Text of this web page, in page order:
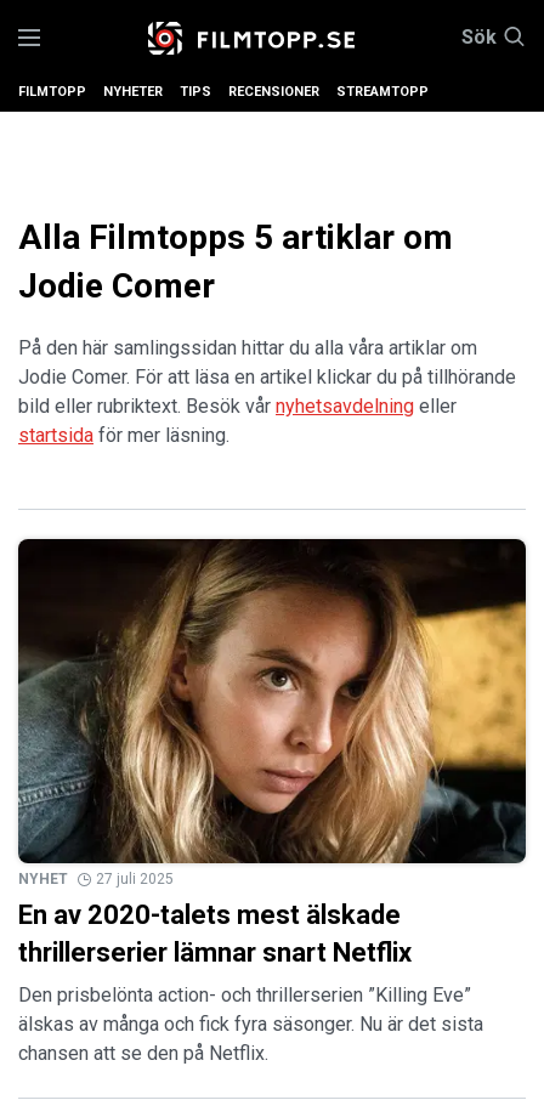
Sök
FILMTOPP NYHETER TIPS RECENSIONER STREAMTOPP
Alla Filmtopps 5 artiklar om
Jodie Comer
På den här samlingssidan hittar du alla våra artiklar om
Jodie Comer. För att läsa en artikel klickar du på tillhörande
bild eller rubriktext. Besök vår nyhetsavdelning eller
startsida för mer läsning.
NYHET 27 juli 2025
En av 2020-talets mest älskade
thrillerserier lämnar snart Netflix
Den prisbelönta action- och thrillerserien ”Killing Eve”
älskas av många och fick fyra säsonger. Nu är det sista
chansen att se den på Netflix.